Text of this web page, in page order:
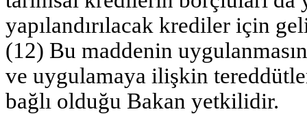
yapılandırılacak krediler için
(12) Bu maddenin
ve uygulamaya ilişkin
bağlı olduğu Bakan yetkilidir.